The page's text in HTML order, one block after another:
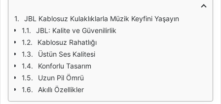
JBL Kablosuz Kulaklıklarla Müzik Keyfini Yaşayın
JBL: Kalite ve Güvenilirlik
Kablosuz Rahatlığı
Üstün Ses Kalitesi
Konforlu Tasarım
Uzun Pil Ömrü
Akıllı Özellikler